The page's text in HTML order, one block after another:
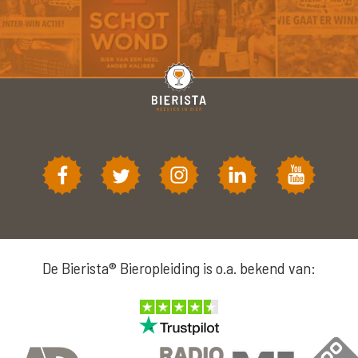
De Bierista® Bieropleiding is o.a. bekend van: